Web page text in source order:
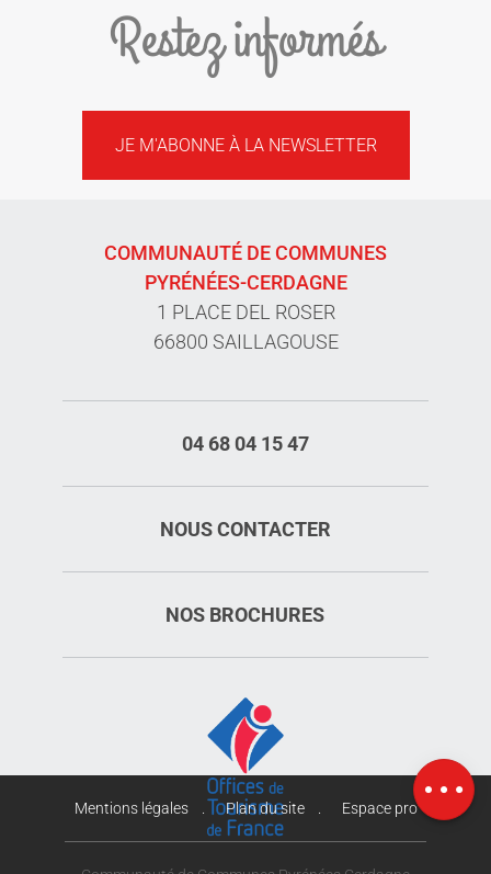
Carte
Restez informés
JE M'ABONNE À LA NEWSLETTER
COMMUNAUTÉ DE COMMUNES
PYRÉNÉES-CERDAGNE
1 PLACE DEL ROSER
66800 SAILLAGOUSE
04 68 04 15 47
NOUS CONTACTER
NOS BROCHURES
Mentions légales Plan du site Espace pro